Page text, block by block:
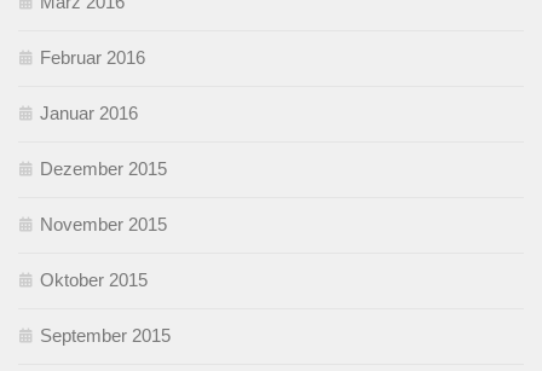
Februar 2016
Januar 2016
Dezember 2015
November 2015
Oktober 2015
September 2015